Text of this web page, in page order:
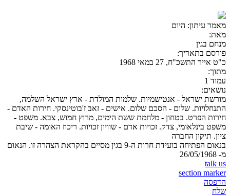
מאמר עיתון: היום
מאת:
מנחם בגין
פורסם בתאריך:
כ"ט אייר התשכ"ח, 27 במאי 1968
מתוך:
עמוד 1
נושאים:
מורשת ישראל - אנטישמיות. שלמות המולדת - ארץ ישראל השלמה,
התנחלויות. שלום - הסכם שלום. אישים - זאב ז'בוטינסקי. חירות האדם -
חירות הפרט. בטחון - מלחמת ששת הימים, מרוץ חמוש, צבא. משפט -
משפט בינלאומי, צדק. זכויות אדם - שוויון זכויות. ריכוז האומה - שיבת
ציון. תיקון החברה
בנאום הפתיחה בועידת חרות ה-9 בגין מסיים בהקראת הצהרה זו. הנאום
מ- 26/05/1968
talk us
section marker
הדפסה
שלח